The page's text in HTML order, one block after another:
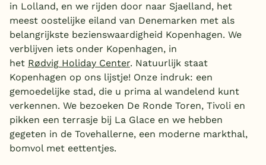
Bestemmingen
Nederland
Veluwe
Texel
Limburg
Duitsland
België
in Lolland, en we rijden door naar Sjaelland, het
meest oostelijke eiland van Denemarken met als
belangrijkste bezienswaardigheid Kopenhagen. We
verblijven iets onder Kopenhagen, in
het Rødvig Holiday Center. Natuurlijk staat
Kopenhagen op ons lijstje! Onze indruk: een
gemoedelijke stad, die u prima al wandelend kunt
verkennen. We bezoeken De Ronde Toren, Tivoli en
pikken een terrasje bij La Glace en we hebben
gegeten in de Tovehallerne, een moderne markthal,
bomvol met eettentjes.